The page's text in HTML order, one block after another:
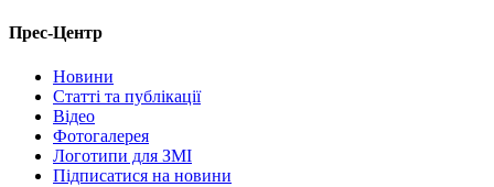
Прес-Центр
Новини
Статті та публікації
Відео
Фотогалерея
Логотипи для ЗМІ
Підписатися на новини